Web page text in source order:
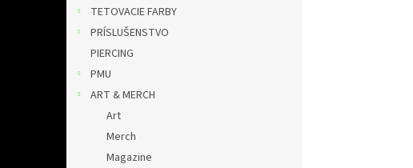
TETOVACIE FARBY
PRÍSLUŠENSTVO
PIERCING
PMU
ART & MERCH
Art
Merch
Magazine